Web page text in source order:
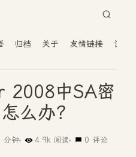
归档 关于 友情链接 读者
2008中SA密
么办？
分钟 4.9k 阅读 0 评论